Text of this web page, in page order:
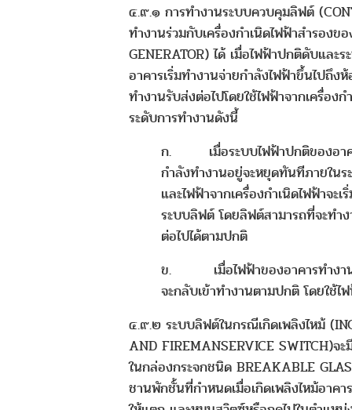
๔.๙.๑ การทำงานระบบควบคุมลิฟต์
ทำงานร่วมกับเครื่องกำเนิดไฟฟ้าสำรองข
GENERATOR) ได้ เมื่อไฟฟ้าปกติดับและ
อาคารเริ่มทำงานจ่ายกำลังไฟฟ้าขึ้นไปถึง
ทำงานรับส่งต่อไปโดยใช้ไฟฟ้าจากเครื่อง
ระดับการทำงานดังนี้
ก. เมื่อระบบไฟฟ้าปกติของอา
กำลังทำงานอยู่จะหยุดทันทีภายในร
และไฟฟ้าจากเครื่องกำเนิดไฟฟ้าจะ
ระบบลิฟต์ โดยลิฟต์สามารถที่จะทำ
ต่อไปได้ตามปกติ
ข. เมื่อไฟฟ้าของอาคารทำงา
จะกลับเข้าทำงานตามปกติ โดยใช้ไ
๔.๙.๒ ระบบลิฟต์ในกรณีเกิดเพลิงไหม้
AND FIREMANSERVICE SWITCH)
ในกล่องกระจกชนิด BREAKABLE
ชานพักชั้นที่กำหนดเมื่อเกิดเพลิงไหม้อาค